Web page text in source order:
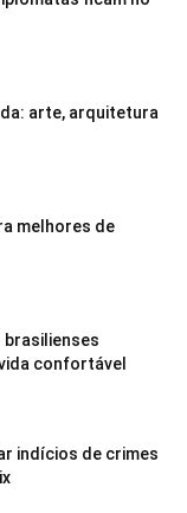
arte, arquitetura
melhores de
brasilienses
confortável
indícios de crimes